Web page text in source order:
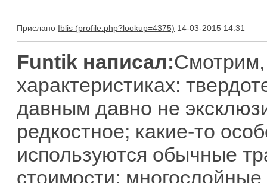
Прислано Iblis 14-03-2015 14:31
Funtik написал:Смотрим,
характеристиках:
давным давно не
редкостное; какие-то
используются обычные
стоимости;